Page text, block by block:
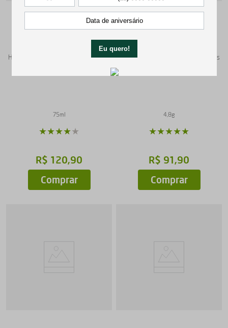
Skin Food Light 75ml
Hidratação imediata, leve e de rápida
75ml
★★★★
R$ 120,90
Comprar
Everon Protetor Labial
Proteção natural nutritiva para lábios
4,8g
★★★★★
R$ 91,90
Comprar